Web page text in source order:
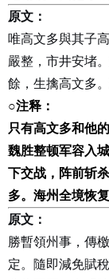
原文：
唯高文多與其子
嚴整，市井安堵
餘，生擒高文多
○注释：
只有高文多和他
魏胜整顿军容入
下交战，阵前斩
多。海州全境恢
原文：
勝暫領州事，傳
定。隨即減免賦